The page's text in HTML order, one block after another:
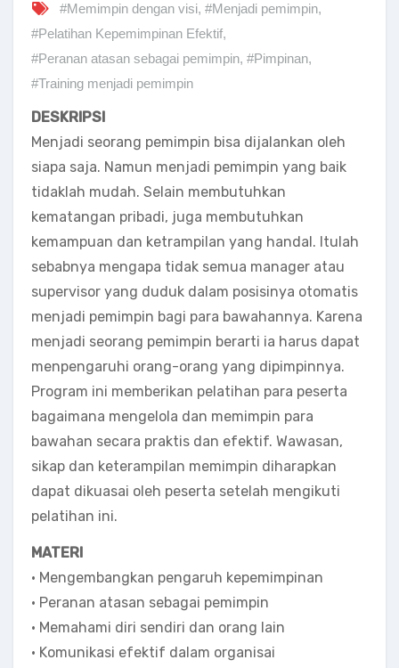
#Memimpin dengan visi, #Menjadi pemimpin,
#Pelatihan Kepemimpinan Efektif,
#Peranan atasan sebagai pemimpin, #Pimpinan,
#Training menjadi pemimpin
DESKRIPSI
Menjadi seorang pemimpin bisa dijalankan oleh
siapa saja. Namun menjadi pemimpin yang baik
tidaklah mudah. Selain membutuhkan
kematangan pribadi, juga membutuhkan
kemampuan dan ketrampilan yang handal. Itulah
sebabnya mengapa tidak semua manager atau
supervisor yang duduk dalam posisinya otomatis
menjadi pemimpin bagi para bawahannya. Karena
menjadi seorang pemimpin berarti ia harus dapat
menpengaruhi orang-orang yang dipimpinnya.
Program ini memberikan pelatihan para peserta
bagaimana mengelola dan memimpin para
bawahan secara praktis dan efektif. Wawasan,
sikap dan keterampilan memimpin diharapkan
dapat dikuasai oleh peserta setelah mengikuti
pelatihan ini.
MATERI
• Mengembangkan pengaruh kepemimpinan
• Peranan atasan sebagai pemimpin
• Memahami diri sendiri dan orang lain
• Komunikasi efektif dalam organisai